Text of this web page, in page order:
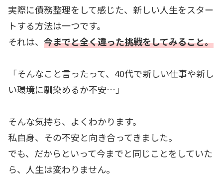
実際に債務整理をして感じた、新しい人生をスター
トする方法は一つです。
それは、 今までと全く違った挑戦をしてみること。
「そんなこと言ったって、40代で新しい仕事や新し
い環境に馴染めるか不安…」
そんな気持ち、よくわかります。
私自身、その不安と向き合ってきました。
でも、だからといって今までと同じことをしていた
ら、人生は変わりません。